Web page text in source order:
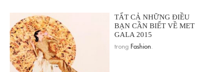
TẤT CẢ NHỮNG ĐIỀU
BẠN CẦN BIẾT VỀ MET
GALA 2015
trong Fashion